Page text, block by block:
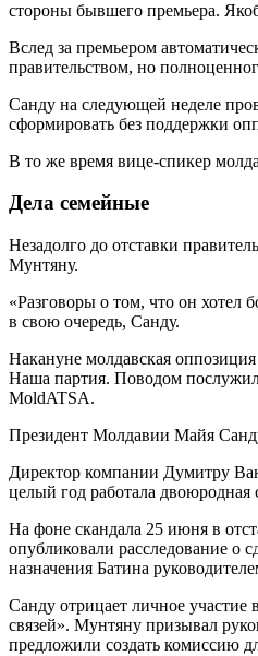
стороны бывшего премьера.
Вслед за премьером
правительством, но
Санду на следующей неделе
сформировать без поддержки
В то же время вице-спикер
Дела семейные
Незадолго до отставки
Мунтяну.
«Разговоры о том, что он хотел
в свою очередь, Санду.
Накануне молдавская
Наша партия. Поводом
MoldATSA.
Президент Молдавии Майя
Директор компании Думитру
целый год работала двоюродная
На фоне скандала 25 июня в
опубликовали расследование о
назначения Батина
Санду отрицает личное
связей». Мунтяну призывал
предложили создать комиссию